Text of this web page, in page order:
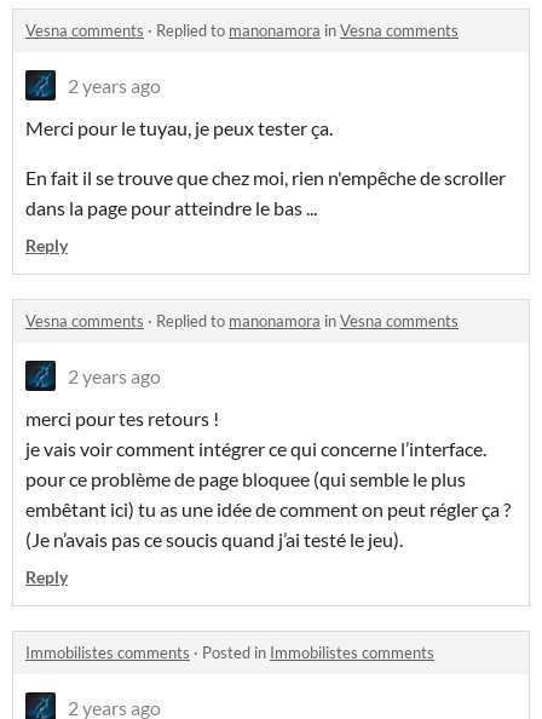
Vesna comments · Replied to manonamora inVesna comments
2 years ago
Merci pour le tuyau, je peux tester ça.
En fait il se trouve que chez moi, rien n'empêche de scroller
dans la page pour atteindre le bas ...
Reply
Vesna comments · Replied to manonamora inVesna comments
2 years ago
merci pour tes retours !
je vais voir comment intégrer ce qui concerne l’interface.
pour ce problème de page bloquee (qui semble le plus
embêtant ici) tu as une idée de comment on peut régler ça ?
(Je n’avais pas ce soucis quand j’ai testé le jeu).
Reply
Immobilistes comments · Posted in Immobilistes comments
2 years ago